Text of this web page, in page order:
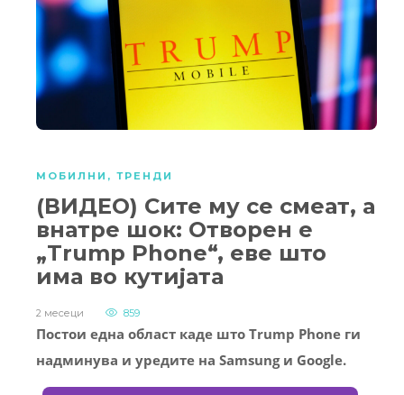
МОБИЛНИ , ТРЕНДИ
(ВИДЕО) Сите му се смеат, а
внатре шок: Отворен е
„Trump Phone“, еве што
има во кутијата
2 месеци 859
Постои една област каде што Trump Phone ги
надминува и уредите на Samsung и Google.